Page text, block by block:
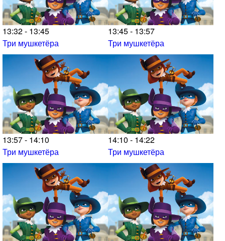
13:32 - 13:45
Три мушкетёра
13:45 - 13:57
Три мушкетёра
13:57 - 14:10
Три мушкетёра
14:10 - 14:22
Три мушкетёра